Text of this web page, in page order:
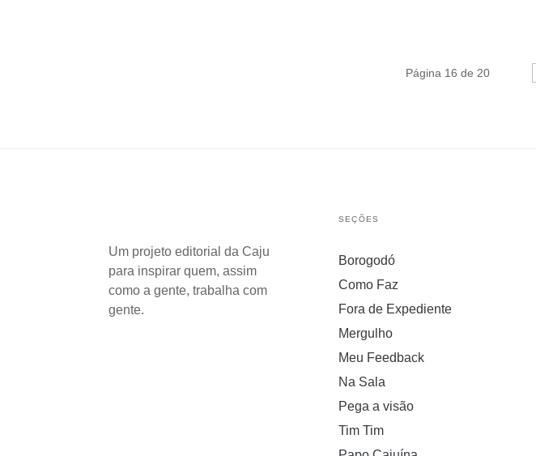
Página 16 de 20
Um projeto editorial da Caju
para inspirar quem, assim
como a gente, trabalha com
gente.
SEÇÕES
Borogodó
Como Faz
Fora de Expediente
Mergulho
Meu Feedback
Na Sala
Pega a visão
Tim Tim